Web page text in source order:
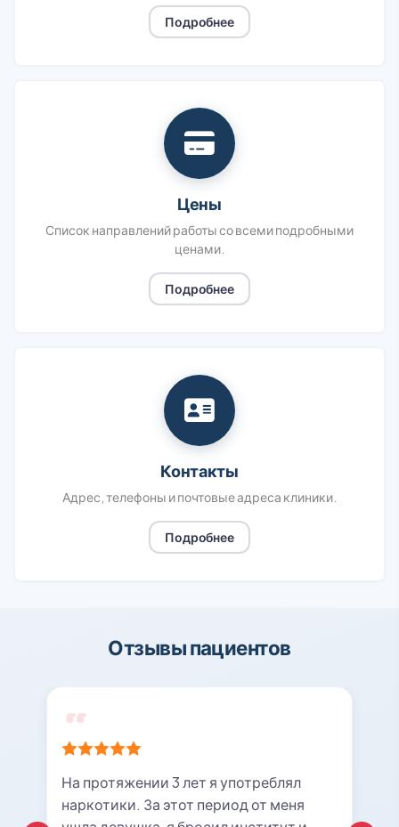
Подробнее
Цены
Список направлений работы со всеми подробными
ценами.
Подробнее
Контакты
Адрес, телефоны и почтовые адреса клиники.
Подробнее
Отзывы пациентов
На протяжении 3 лет я употреблял
наркотики. За этот период от меня